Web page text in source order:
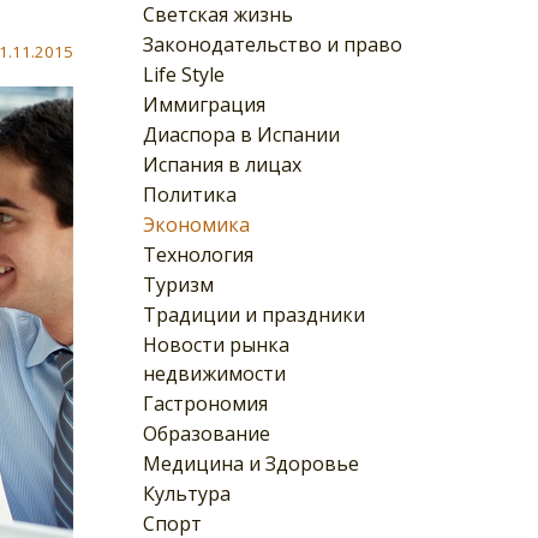
Светская жизнь
Законодательство и право
Life Style
Иммиграция
Диаспора в Испании
Испания в лицах
Политика
Экономика
Технология
Туризм
Традиции и праздники
Новости рынка
недвижимости
Гастрономия
Образование
Медицина и Здоровье
Культура
Спорт